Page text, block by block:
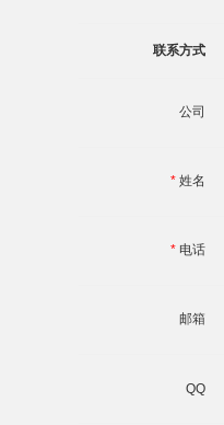
联系方式
公司
* 姓名
* 电话
邮箱
QQ